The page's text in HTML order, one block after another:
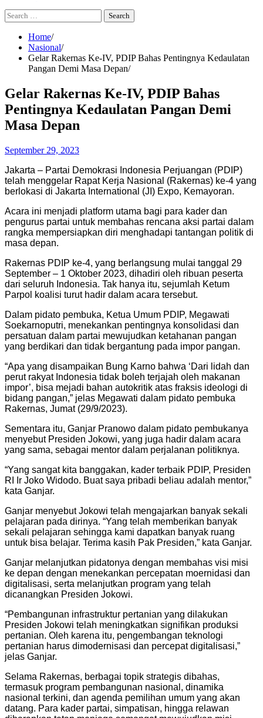
Search
for:
Home
Nasional
Gelar Rakernas Ke-IV, PDIP Bahas Pentingnya Kedaulatan
Pangan Demi Masa Depan
Gelar Rakernas Ke-IV, PDIP Bahas
Pentingnya Kedaulatan Pangan Demi
Masa Depan
September 29, 2023
Jakarta – Partai Demokrasi Indonesia Perjuangan (PDIP)
telah menggelar Rapat Kerja Nasional (Rakernas) ke-4 yang
berlokasi di Jakarta International (JI) Expo, Kemayoran.
Acara ini menjadi platform utama bagi para kader dan
pengurus partai untuk membahas rencana aksi partai dalam
rangka mempersiapkan diri menghadapi tantangan politik di
masa depan.
Rakernas PDIP ke-4, yang berlangsung mulai tanggal 29
September – 1 Oktober 2023, dihadiri oleh ribuan peserta
dari seluruh Indonesia. Tak hanya itu, sejumlah Ketum
Parpol koalisi turut hadir dalam acara tersebut.
Dalam pidato pembuka, Ketua Umum PDIP, Megawati
Soekarnoputri, menekankan pentingnya konsolidasi dan
persatuan dalam partai mewujudkan ketahanan pangan
yang berdikari dan tidak bergantung pada impor pangan.
“Apa yang disampaikan Bung Karno bahwa ‘Dari lidah dan
perut rakyat Indonesia tidak boleh terjajah oleh makanan
impor’, bisa mejadi bahan autokritik atas fraksis ideologi di
bidang pangan,” jelas Megawati dalam pidato pembuka
Rakernas, Jumat (29/9/2023).
Sementara itu, Ganjar Pranowo dalam pidato pembukanya
menyebut Presiden Jokowi, yang juga hadir dalam acara
yang sama, sebagai mentor dalam perjalanan politiknya.
“Yang sangat kita banggakan, kader terbaik PDIP, Presiden
RI Ir Joko Widodo. Buat saya pribadi beliau adalah mentor,”
kata Ganjar.
Ganjar menyebut Jokowi telah mengajarkan banyak sekali
pelajaran pada dirinya. “Yang telah memberikan banyak
sekali pelajaran sehingga kami dapatkan banyak ruang
untuk bisa belajar. Terima kasih Pak Presiden,” kata Ganjar.
Ganjar melanjutkan pidatonya dengan membahas visi misi
ke depan dengan menekankan percepatan moernidasi dan
digitalisasi, serta melanjutkan program yang telah
dicanangkan Presiden Jokowi.
“Pembangunan infrastruktur pertanian yang dilakukan
Presiden Jokowi telah meningkatkan signifikan produksi
pertanian. Oleh karena itu, pengembangan teknologi
pertanian harus dimodernisasi dan percepat digitalisasi,”
jelas Ganjar.
Selama Rakernas, berbagai topik strategis dibahas,
termasuk program pembangunan nasional, dinamika
nasional terkini, dan agenda pemilihan umum yang akan
datang. Para kader partai, simpatisan, hingga relawan